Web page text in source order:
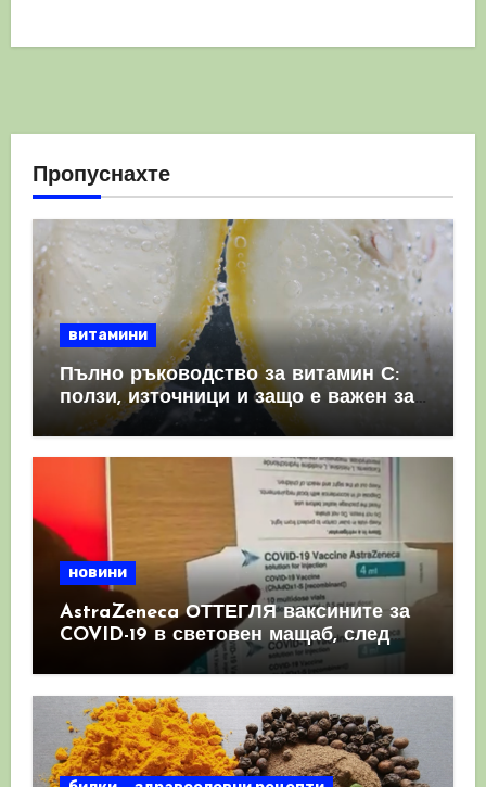
Пропуснахте
витамини
Пълно ръководство за витамин С:
ползи, източници и защо е важен за
имунната система
новини
AstraZeneca ОТТЕГЛЯ ваксините за
COVID-19 в световен мащаб, след
като призна, че те причиняват